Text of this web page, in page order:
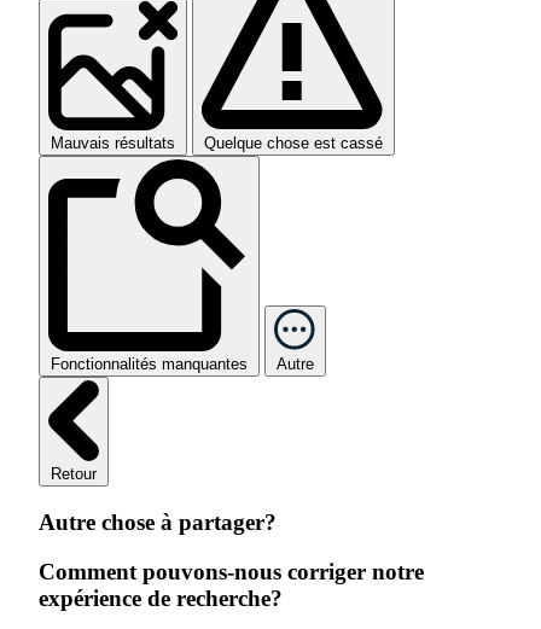
Mauvais résultats Quelque chose est cassé
Fonctionnalités manquantes Autre
Retour
Autre chose à partager?
Comment pouvons-nous corriger notre
expérience de recherche?